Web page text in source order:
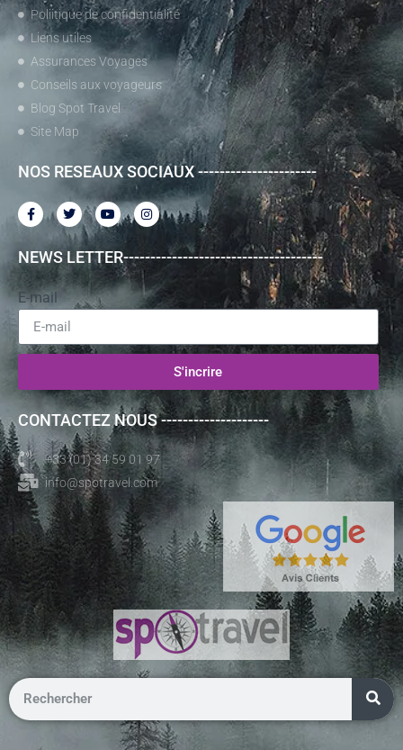
Poliitique de confidentialité
Liens utiles
Assurances Voyages
Conseils aux voyageurs
Blog Spot Travel
Site Map
NOS RESEAUX SOCIAUX ----------------------
NEWS LETTER-------------------------------------
E-mail
S'incrire
CONTACTEZ NOUS --------------------
+33 (01) 34 59 01 97
info@spotravel.com